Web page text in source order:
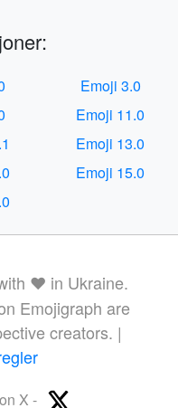
Emoji 3.0
Emoji 11.0
Emoji 13.0
Emoji 15.0
❤️ in Ukraine.
Emojigraph are
creators. |
X -